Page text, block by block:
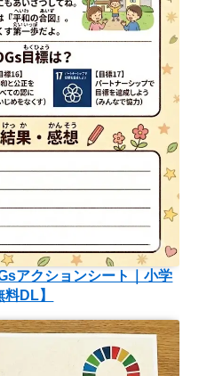
アクションシート｜小学
DL】